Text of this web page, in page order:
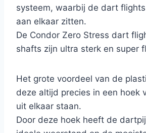
systeem, waarbij de dart
aan elkaar zitten.
De Condor Zero Stress dart
shafts zijn ultra sterk en super
Het grote voordeel van de
deze altijd precies in een hoek
uit elkaar staan.
Door deze hoek heeft de